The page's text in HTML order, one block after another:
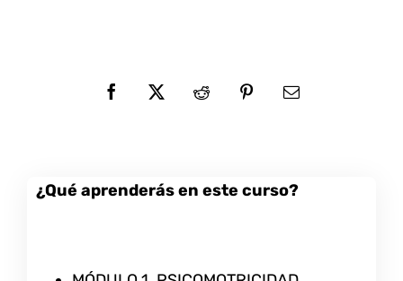
¿Qué aprenderás en este curso?